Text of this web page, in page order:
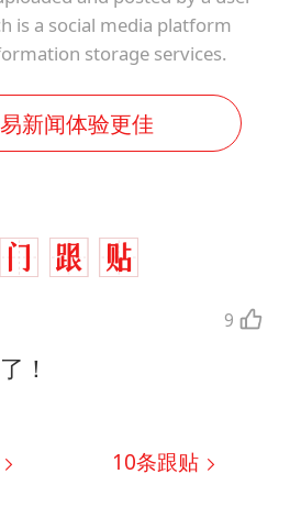
is a social media platform
storage services.
新闻体验更佳
9
！
10条跟贴